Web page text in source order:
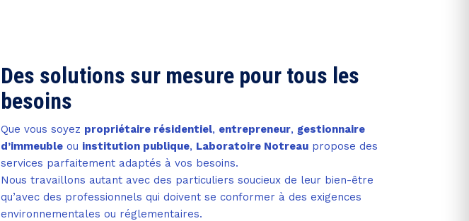
Des solutions sur mesure pour tous les
besoins
Que vous soyez propriétaire résidentiel, entrepreneur, gestionnaire
d’immeuble ou institution publique, Laboratoire Notreau propose des
services parfaitement adaptés à vos besoins.
Nous travaillons autant avec des particuliers soucieux de leur bien-être
qu’avec des professionnels qui doivent se conformer à des exigences
environnementales ou réglementaires.